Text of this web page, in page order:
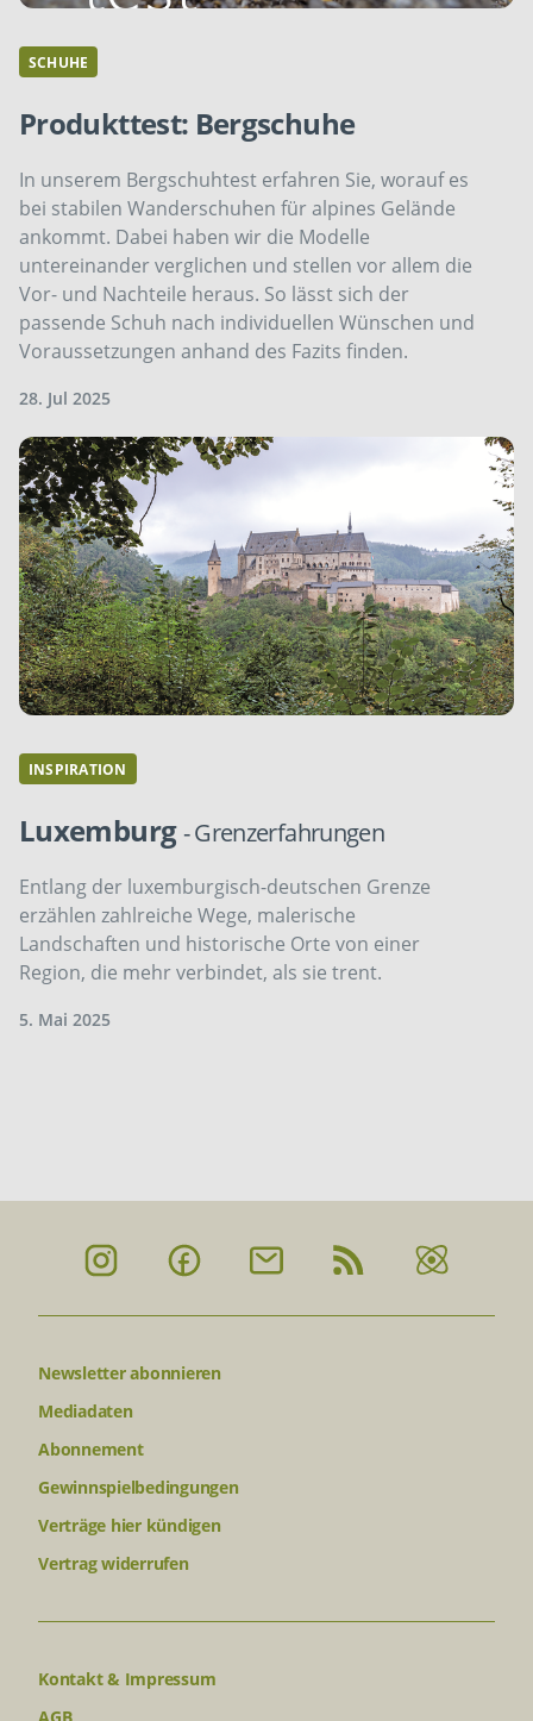
SCHUHE
Produkttest: Bergschuhe
In unserem Bergschuhtest erfahren Sie, worauf es
bei stabilen Wanderschuhen für alpines Gelände
ankommt. Dabei haben wir die Modelle
untereinander verglichen und stellen vor allem die
Vor- und Nachteile heraus. So lässt sich der
passende Schuh nach individuellen Wünschen und
Voraussetzungen anhand des Fazits finden.
28. Jul 2025
INSPIRATION
Luxemburg- Grenzerfahrungen
Entlang der luxemburgisch-deutschen Grenze
erzählen zahlreiche Wege, malerische
Landschaften und historische Orte von einer
Region, die mehr verbindet, als sie trent.
5. Mai 2025
Newsletter abonnieren
Mediadaten
Abonnement
Gewinnspielbedingungen
Verträge hier kündigen
Vertrag widerrufen
Kontakt & Impressum